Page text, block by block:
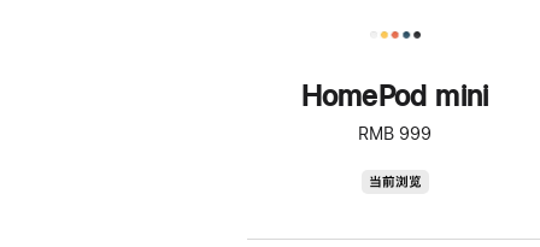
HomePod mini
RMB 999
当前浏览